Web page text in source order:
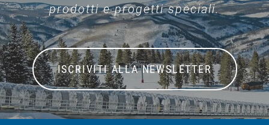
prodotti e progetti speciali.
ISCRIVITI ALLA NEWSLETTER